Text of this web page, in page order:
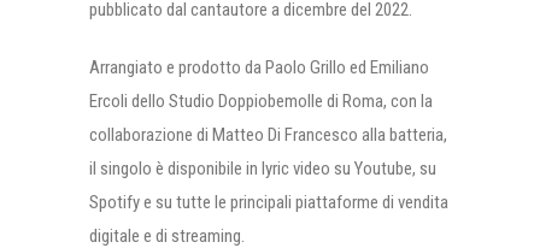
pubblicato dal cantautore a dicembre del 2022.
Arrangiato e prodotto da Paolo Grillo ed Emiliano
Ercoli dello Studio Doppiobemolle di Roma, con la
collaborazione di Matteo Di Francesco alla batteria,
il singolo è disponibile in lyric video su Youtube, su
Spotify e su tutte le principali piattaforme di vendita
digitale e di streaming.